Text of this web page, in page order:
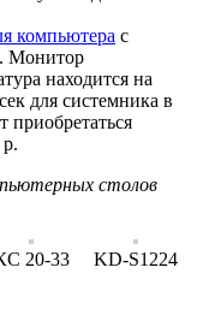
компьютера с
Монитор
находится на
для системника в
приобретаться
столов
20-33 KD-S1224